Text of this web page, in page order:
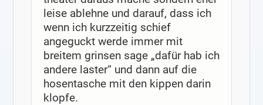
leise ablehne und darauf, dass ich
wenn ich kurzzeitig schief
angeguckt werde immer mit
breitem grinsen sage „dafür hab ich
andere laster“ und dann auf die
hosentasche mit den kippen darin
klopfe.